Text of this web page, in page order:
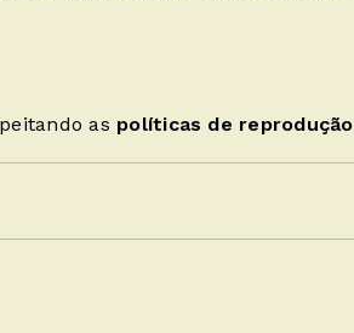
as políticas de reprodução